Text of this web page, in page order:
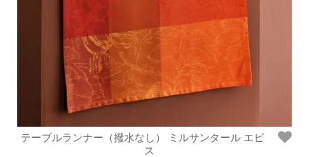
テーブルランナー（撥水なし） ミルサンタール エピ
ス